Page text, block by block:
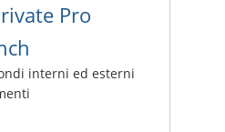
Pro
interni ed esterni